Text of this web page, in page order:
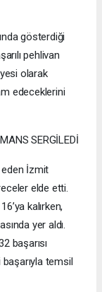
gösterdiği
pehlivan
olarak
edeceklerini
SERGİLEDİ
eden İzmit
elde etti.
kalırken,
yer aldı.
başarısı
temsil